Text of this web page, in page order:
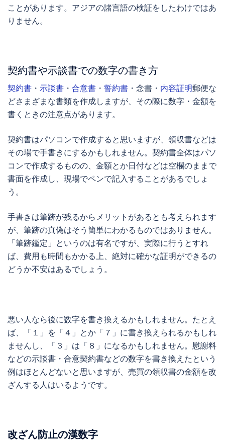
ことがあります。アジアの諸言語の検証をしたわけではあ
りません。
契約書や示談書での数字の書き方
契約書 ・ 示談書 ・ 合意書 ・ 誓約書 ・念書・ 内容証明郵便な
どさまざまな書類を作成しますが、その際に数字・金額を
書くときの注意点があります。
契約書はパソコンで作成すると思いますが、領収書などは
その場で手書きにするかもしれません。契約書全体はパソ
コンで作成するものの、金額とか日付などは空欄のままで
書面を作成し、現場でペンで記入することがあるでしょ
う。
手書きは筆跡が残るからメリットがあるとも考えられます
が、筆跡の真偽はそう簡単にわかるものではありません。
「筆跡鑑定」というのは有名ですが、実際に行うとすれ
ば、費用も時間もかかる上、絶対に確かな証明ができるの
どうか不安はあるでしょう。
悪い人なら後に数字を書き換えるかもしれません。たとえ
ば、「１」を「４」とか「７」に書き換えられるかもしれ
ませんし、「３」は「８」になるかもしれません。慰謝料
などの示談書・合意契約書などの数字を書き換えたという
例はほとんどないと思いますが、売買の領収書の金額を改
ざんする人はいるようです。
改ざん防止の漢数字